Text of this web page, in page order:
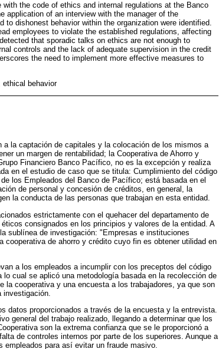
the code of ethics and internal regulations at the Banco
application of an interview with the manager of the
dishonest behavior within the organization were identified.
employees to violate the established regulations, affecting
that sporadic talks on ethics are not enough to
controls and the lack of adequate supervision in the credit
the need to implement more effective measures to
ethical behavior
a la captación de capitales y la colocación de los mismos a
un margen de rentabilidad; la Cooperativa de Ahorro y
Financiero Banco Pacífico, no es la excepción y realiza
en el estudio de caso que se titula: Cumplimiento del código
los Empleados del Banco de Pacífico; está basada en el
de personal y concesión de créditos, en general, la
la conducta de las personas que trabajan en esta entidad.
estrictamente con el quehacer del departamento de
consignados en los principios y valores de la entidad. A
sublínea de investigación: "Empresas e instituciones
de ahorro y crédito cuyo fin es obtener utilidad en
a los empleados a incumplir con los preceptos del código
cual se aplicó una metodología basada en la recolección de
la cooperativa y una encuesta a los trabajadores, ya que son
datos proporcionados a través de la encuesta y la entrevista.
general del trabajo realizado, llegando a determinar que los
son la extrema confianza que se le proporcionó a
de controles internos por parte de los superiores. Aunque a
para así evitar un fraude masivo.